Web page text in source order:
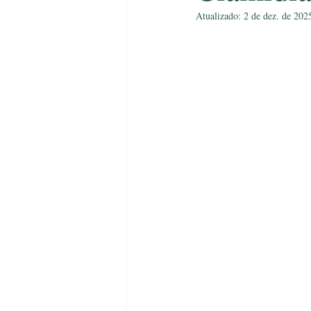
Atualizado: 2 de dez. de